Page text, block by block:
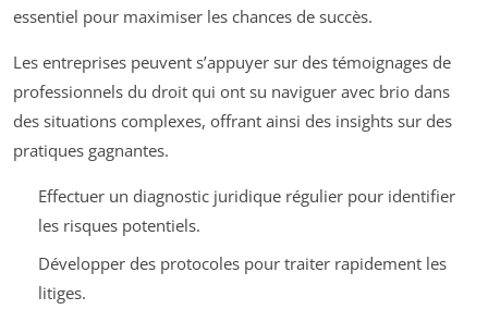
essentiel pour maximiser les chances de succès.
Les entreprises peuvent s’appuyer sur des témoignages de
professionnels du droit qui ont su naviguer avec brio dans
des situations complexes, offrant ainsi des insights sur des
pratiques gagnantes.
Effectuer un diagnostic juridique régulier pour identifier
les risques potentiels.
Développer des protocoles pour traiter rapidement les
litiges.